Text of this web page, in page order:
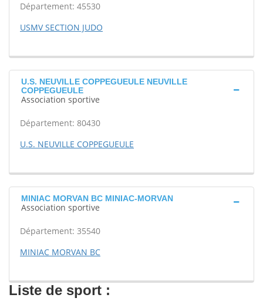
Département: 45530
USMV SECTION JUDO
U.S. NEUVILLE COPPEGUEULE NEUVILLE
COPPEGUEULE
Association sportive
Département: 80430
U.S. NEUVILLE COPPEGUEULE
MINIAC MORVAN BC MINIAC-MORVAN
Association sportive
Département: 35540
MINIAC MORVAN BC
Liste de sport :